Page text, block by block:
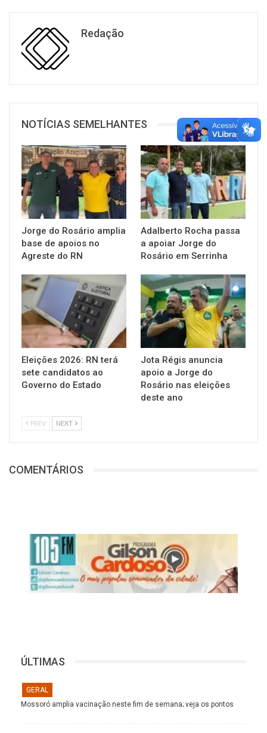
Redação
NOTÍCIAS SEMELHANTES
Jorge do Rosário amplia
base de apoios no
Agreste do RN
Adalberto Rocha passa
a apoiar Jorge do
Rosário em Serrinha
Eleições 2026: RN terá
sete candidatos ao
Governo do Estado
Jota Régis anuncia
apoio a Jorge do
Rosário nas eleições
deste ano
PREV NEXT
COMENTÁRIOS
ÚLTIMAS
GERAL
Mossoró amplia vacinação neste fim de semana; veja os pontos